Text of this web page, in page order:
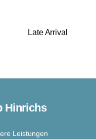
Late Arrival
Hinrichs
Leistungen